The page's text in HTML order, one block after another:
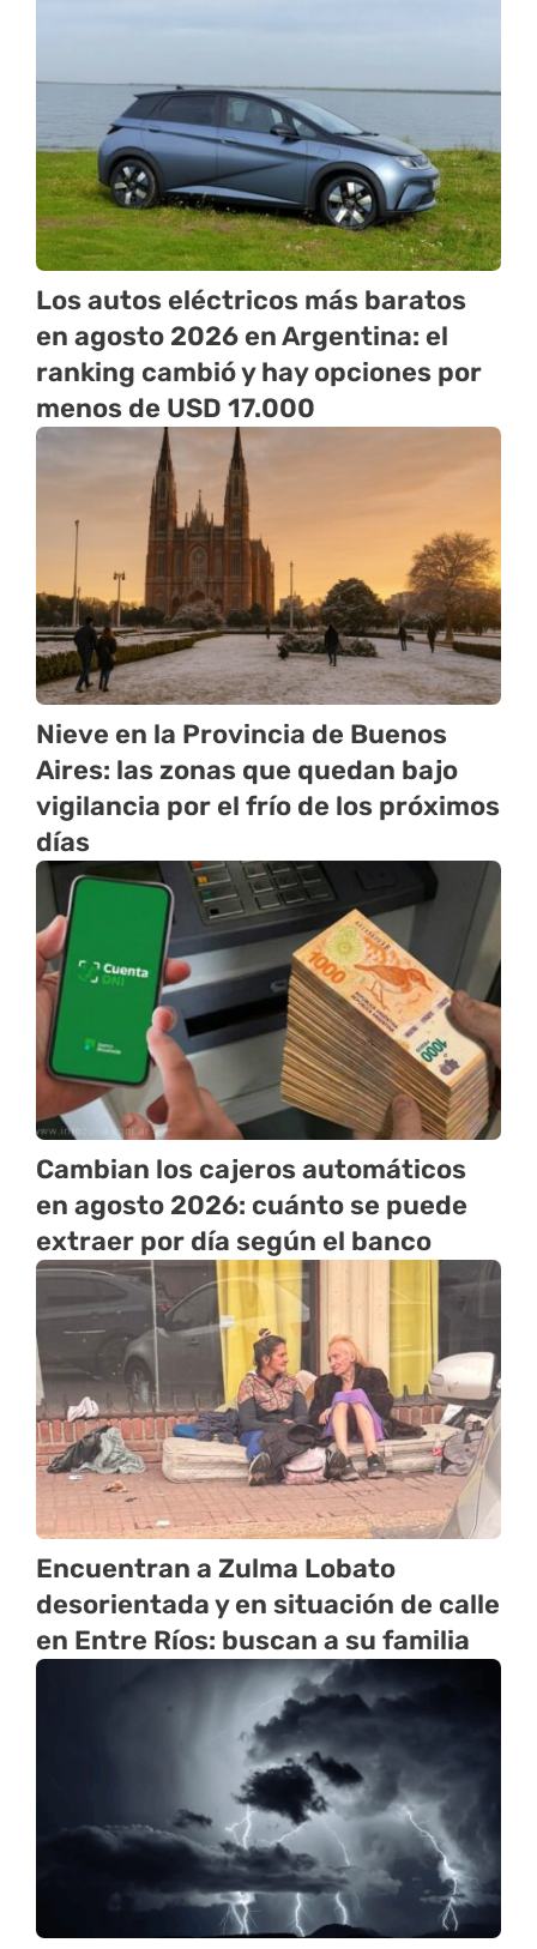
Los autos eléctricos más baratos
en agosto 2026 en Argentina: el
ranking cambió y hay opciones por
menos de USD 17.000
Nieve en la Provincia de Buenos
Aires: las zonas que quedan bajo
vigilancia por el frío de los próximos
días
Cambian los cajeros automáticos
en agosto 2026: cuánto se puede
extraer por día según el banco
Encuentran a Zulma Lobato
desorientada y en situación de calle
en Entre Ríos: buscan a su familia